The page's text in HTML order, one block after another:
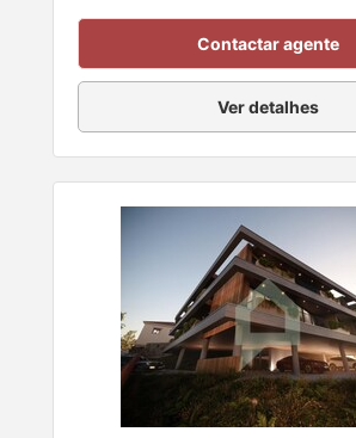
Contactar agente
Ver detalhes